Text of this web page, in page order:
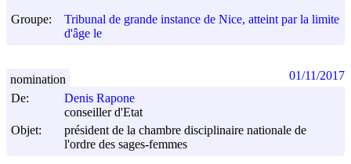
Groupe:
Tribunal de grande instance de Nice, atteint par la limite
d'âge le
De:
Denis Rapone
conseiller d'Etat
Objet:
président de la chambre disciplinaire nationale de
l'ordre des sages-femmes
nomination 01/11/2017